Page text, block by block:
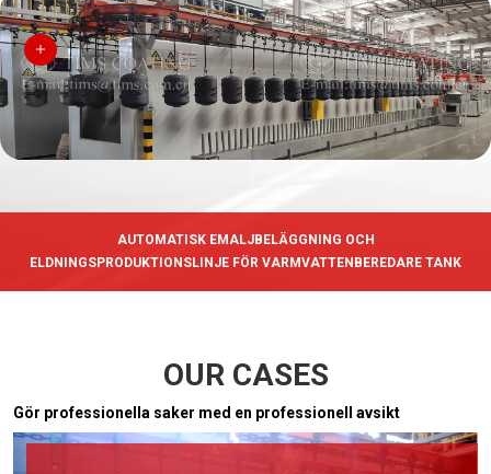
AUTOMATISK EMALJBELÄGGNING OCH
ELDNINGSPRODUKTIONSLINJE FÖR VARMVATTENBEREDARE TANK
OUR CASES
Gör professionella saker med en professionell avsikt